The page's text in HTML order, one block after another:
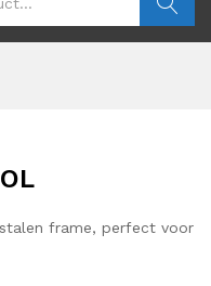
frame, perfect voor